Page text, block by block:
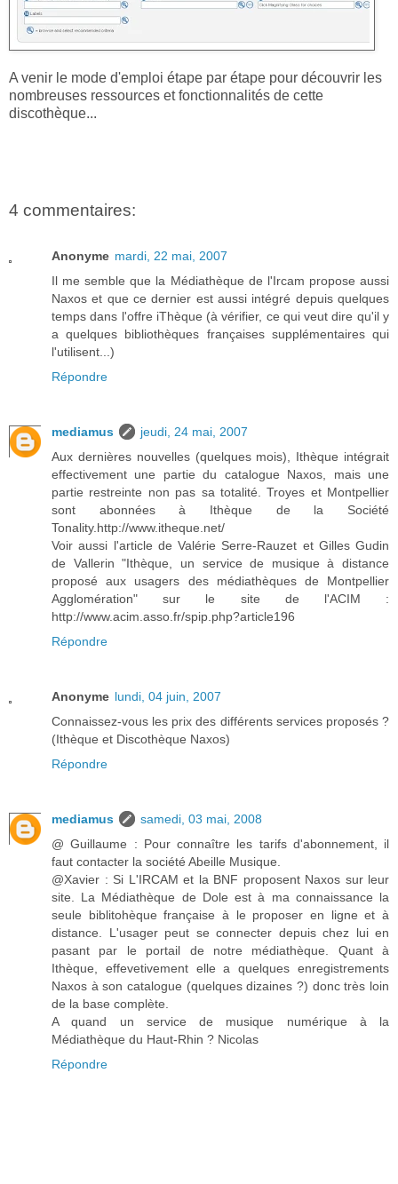
A venir le mode d'emploi étape par étape pour découvrir les
nombreuses ressources et fonctionnalités de cette
discothèque...
4 commentaires:
Anonyme mardi, 22 mai, 2007
Il me semble que la Médiathèque de l'Ircam propose aussi
Naxos et que ce dernier est aussi intégré depuis quelques
temps dans l'offre iThèque (à vérifier, ce qui veut dire qu'il y
a quelques bibliothèques françaises supplémentaires qui
l'utilisent...)
Répondre
mediamus
jeudi, 24 mai, 2007
Aux dernières nouvelles (quelques mois), Ithèque intégrait
effectivement une partie du catalogue Naxos, mais une
partie restreinte non pas sa totalité. Troyes et Montpellier
sont abonnées à Ithèque de la Société
Tonality.http://www.itheque.net/
Voir aussi l'article de Valérie Serre-Rauzet et Gilles Gudin
de Vallerin "Ithèque, un service de musique à distance
proposé aux usagers des médiathèques de Montpellier
Agglomération" sur le site de l'ACIM :
http://www.acim.asso.fr/spip.php?article196
Répondre
Anonyme lundi, 04 juin, 2007
Connaissez-vous les prix des différents services proposés ?
(Ithèque et Discothèque Naxos)
Répondre
mediamus
samedi, 03 mai, 2008
@ Guillaume : Pour connaître les tarifs d'abonnement, il
faut contacter la société Abeille Musique.
@Xavier : Si L'IRCAM et la BNF proposent Naxos sur leur
site. La Médiathèque de Dole est à ma connaissance la
seule biblitohèque française à le proposer en ligne et à
distance. L'usager peut se connecter depuis chez lui en
pasant par le portail de notre médiathèque. Quant à
Ithèque, effevetivement elle a quelques enregistrements
Naxos à son catalogue (quelques dizaines ?) donc très loin
de la base complète.
A quand un service de musique numérique à la
Médiathèque du Haut-Rhin ? Nicolas
Répondre